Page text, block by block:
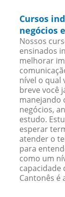
Cursos
negócios
Nossos
ensinados
melhorar
nível o qual
breve você
manejando
negócios,
estudo.
esperar
atender o
para
como um
capacidade
Cantonês é